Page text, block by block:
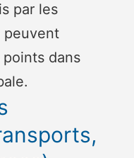
par les
peuvent
dans